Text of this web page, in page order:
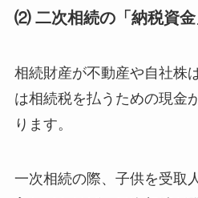
⑵ 二次相続の「納税資金
相続財産が不動産や自社株
は相続税を払うための現金
ります。
一次相続の際、子供を受取